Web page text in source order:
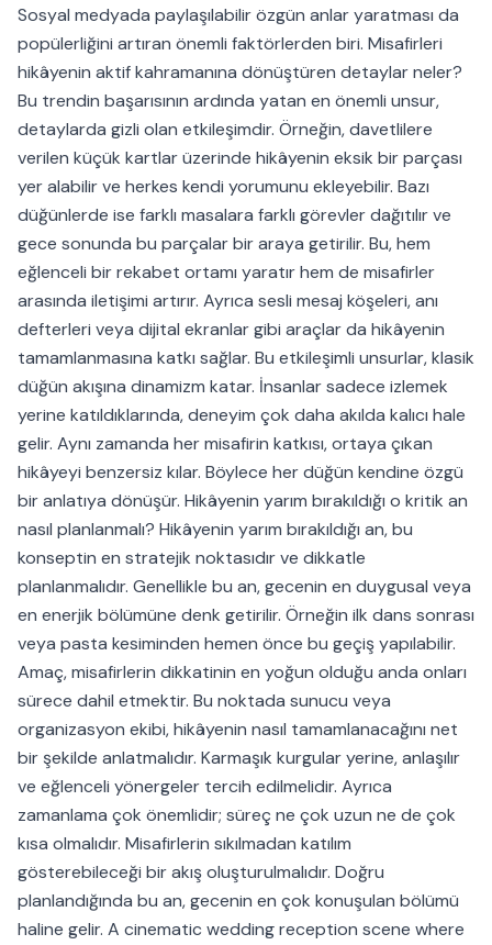
Sosyal medyada paylaşılabilir özgün anlar yaratması da
popülerliğini artıran önemli faktörlerden biri. Misafirleri
hikâyenin aktif kahramanına dönüştüren detaylar neler?
Bu trendin başarısının ardında yatan en önemli unsur,
detaylarda gizli olan etkileşimdir. Örneğin, davetlilere
verilen küçük kartlar üzerinde hikâyenin eksik bir parçası
yer alabilir ve herkes kendi yorumunu ekleyebilir. Bazı
düğünlerde ise farklı masalara farklı görevler dağıtılır ve
gece sonunda bu parçalar bir araya getirilir. Bu, hem
eğlenceli bir rekabet ortamı yaratır hem de misafirler
arasında iletişimi artırır. Ayrıca sesli mesaj köşeleri, anı
defterleri veya dijital ekranlar gibi araçlar da hikâyenin
tamamlanmasına katkı sağlar. Bu etkileşimli unsurlar, klasik
düğün akışına dinamizm katar. İnsanlar sadece izlemek
yerine katıldıklarında, deneyim çok daha akılda kalıcı hale
gelir. Aynı zamanda her misafirin katkısı, ortaya çıkan
hikâyeyi benzersiz kılar. Böylece her düğün kendine özgü
bir anlatıya dönüşür. Hikâyenin yarım bırakıldığı o kritik an
nasıl planlanmalı? Hikâyenin yarım bırakıldığı an, bu
konseptin en stratejik noktasıdır ve dikkatle
planlanmalıdır. Genellikle bu an, gecenin en duygusal veya
en enerjik bölümüne denk getirilir. Örneğin ilk dans sonrası
veya pasta kesiminden hemen önce bu geçiş yapılabilir.
Amaç, misafirlerin dikkatinin en yoğun olduğu anda onları
sürece dahil etmektir. Bu noktada sunucu veya
organizasyon ekibi, hikâyenin nasıl tamamlanacağını net
bir şekilde anlatmalıdır. Karmaşık kurgular yerine, anlaşılır
ve eğlenceli yönergeler tercih edilmelidir. Ayrıca
zamanlama çok önemlidir; süreç ne çok uzun ne de çok
kısa olmalıdır. Misafirlerin sıkılmadan katılım
gösterebileceği bir akış oluşturulmalıdır. Doğru
planlandığında bu an, gecenin en çok konuşulan bölümü
haline gelir. A cinematic wedding reception scene where